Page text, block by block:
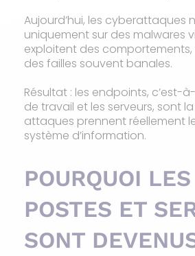
Aujourd’hui, les cyberattaques
uniquement sur des malwares
exploitent des
des failles souvent banales.
Résultat : les endpoints, c’est-
de travail et les serveurs, sont
attaques prennent réellement
système d’information.
POURQUOI LES
POSTES ET
SONT